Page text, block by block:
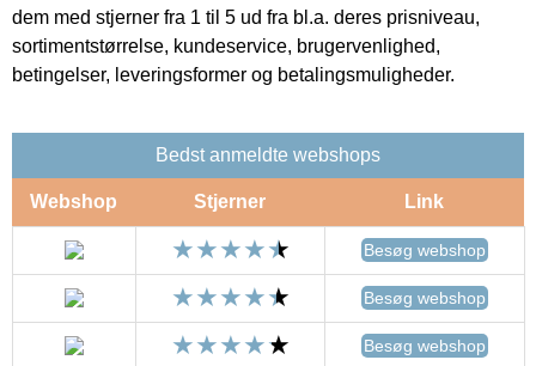
dem med stjerner fra 1 til 5 ud fra bl.a. deres prisniveau,
sortimentstørrelse, kundeservice, brugervenlighed,
betingelser, leveringsformer og betalingsmuligheder.
Bedst anmeldte webshops
Webshop Stjerner Link
Besøg webshop
Besøg webshop
Besøg webshop